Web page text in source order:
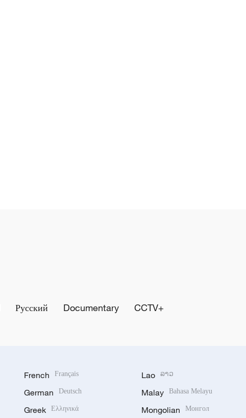
Русский Documentary CCTV+
French Français
German Deutsch
Greek Ελληνικά
Lao ລາວ
Malay Bahasa Melayu
Mongolian Монгол